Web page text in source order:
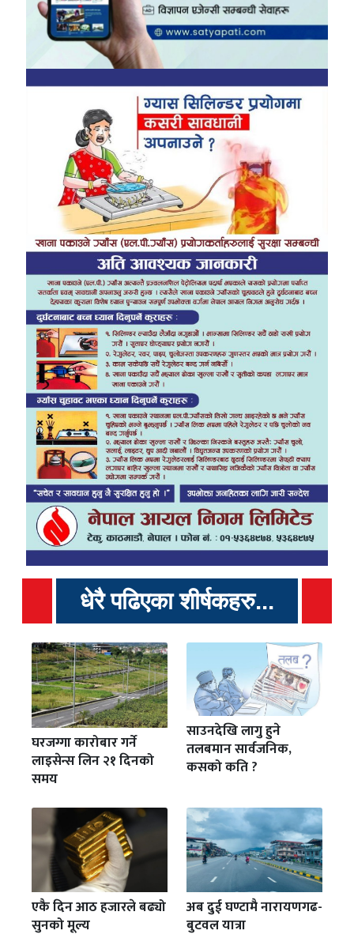
धेरै पढिएका शीर्षकहरु...
घरजग्गा कारोबार गर्ने
लाइसेन्स लिन २१ दिनको
समय
साउनदेखि लागु हुने
तलबमान सार्वजनिक,
कसको कति ?
एकै दिन आठ हजारले बढ्यो
सुनको मूल्य
अब दुई घण्टामै नारायणगढ-
बुटवल यात्रा